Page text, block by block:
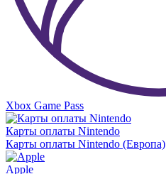
Xbox Game Pass
Карты оплаты Nintendo
Карты оплаты Nintendo (Европа)
Apple